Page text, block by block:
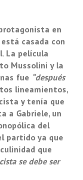
en
casada con
La película
Mussolini y la
fue “después
lineamientos,
y tenía que
a Gabriele, un
del
partido ya que
que
se debe ser